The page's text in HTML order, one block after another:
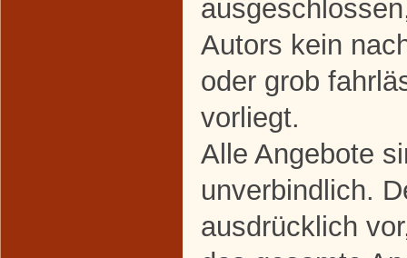
Autors kein
oder grob
vorliegt.
Alle Angebote
unverbindlich.
ausdrücklich